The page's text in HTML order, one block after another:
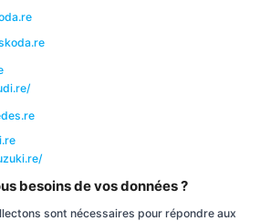
besoins de vos données ?
sont nécessaires pour répondre aux